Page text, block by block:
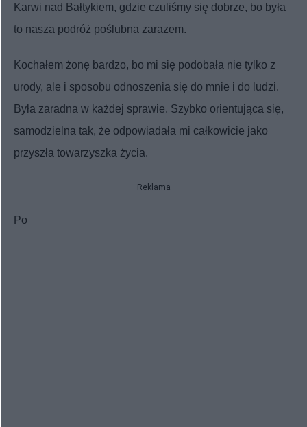
Karwi nad Bałtykiem, gdzie czuliśmy się dobrze, bo była
to nasza podróż poślubna zarazem.
Kochałem żonę bardzo, bo mi się podobała nie tylko z
urody, ale i sposobu odnoszenia się do mnie i do ludzi.
Była zaradna w każdej sprawie. Szybko orientująca się,
samodzielna tak, że odpowiadała mi całkowicie jako
przyszła towarzyszka życia.
Reklama
Po